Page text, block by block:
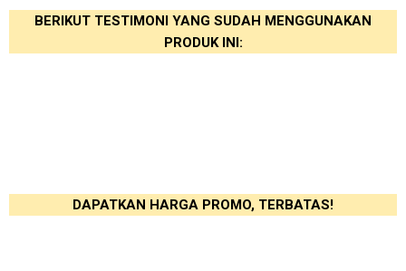
BERIKUT TESTIMONI YANG SUDAH MENGGUNAKAN
PRODUK INI:
DAPATKAN HARGA PROMO, TERBATAS!